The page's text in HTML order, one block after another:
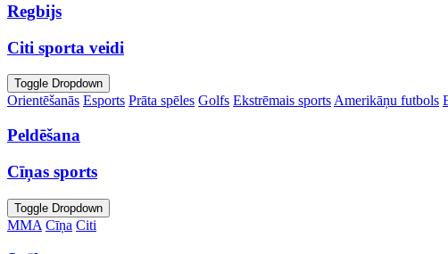
Regbijs
Citi sporta veidi
Toggle Dropdown
Orientēšanās Esports Prāta spēles Golfs Ekstrēmais sports Amerikāņu futbols
Peldēšana
Cīņas sports
Toggle Dropdown
MMA Cīņa Citi